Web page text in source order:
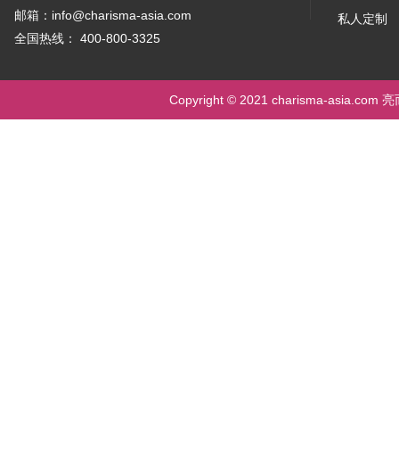
邮箱：info@charisma-asia.com
全国热线： 400-800-3325
私人定制
Copyright © 2021 charisma-asia.com 亮